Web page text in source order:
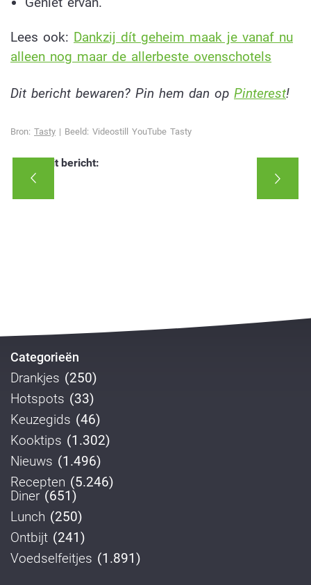
Lees ook: Dankzij dít geheim maak je vanaf nu
alleen nog maar de allerbeste ovenschotels
Dit bericht bewaren? Pin hem dan op Pinterest!
Bron: Tasty | Beeld: Videostill YouTube Tasty
Deel dit bericht:
Categorieën
Drankjes (250)
Hotspots (33)
Keuzegids (46)
Kooktips (1.302)
Nieuws (1.496)
Recepten (5.246)
Diner (651)
Lunch (250)
Ontbijt (241)
Voedselfeitjes (1.891)